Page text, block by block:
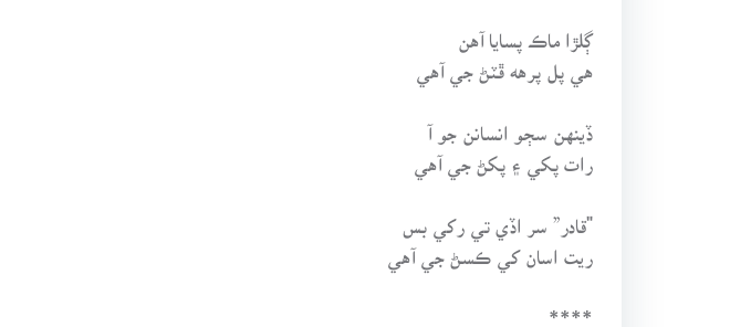
ڳلڙا ماڪ پسايا آهن
هي پل پرهه ڦٽڻ جي آهي
ڏينهن سڄو انسانن جو آ
رات پکي ۽ پکڻ جي آهي
"قادر” سر اڏي تي رکي بس
ريت اسان کي ڪسڻ جي آهي
****